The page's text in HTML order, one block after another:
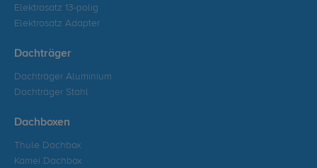
Elektrosatz 13-polig
Elektrosatz Adapter
Dachträger
Dachträger Aluminium
Dachträger Stahl
Dachboxen
Thule Dachbox
Kamei Dachbox